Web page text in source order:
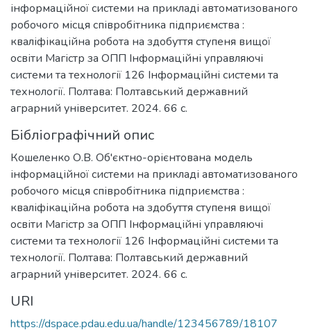
інформаційної системи на прикладі автоматизованого
робочого місця співробітника підприємства :
кваліфікаційна робота на здобуття ступеня вищої
освіти Магістр за ОПП Інформаційні управляючі
системи та технології 126 Інформаційні системи та
технології. Полтава: Полтавський державний
аграрний університет. 2024. 66 с.
Бібліографічний опис
Кошеленко О.В. Об'єктно-орієнтована модель
інформаційної системи на прикладі автоматизованого
робочого місця співробітника підприємства :
кваліфікаційна робота на здобуття ступеня вищої
освіти Магістр за ОПП Інформаційні управляючі
системи та технології 126 Інформаційні системи та
технології. Полтава: Полтавський державний
аграрний університет. 2024. 66 с.
URI
https://dspace.pdau.edu.ua/handle/123456789/18107